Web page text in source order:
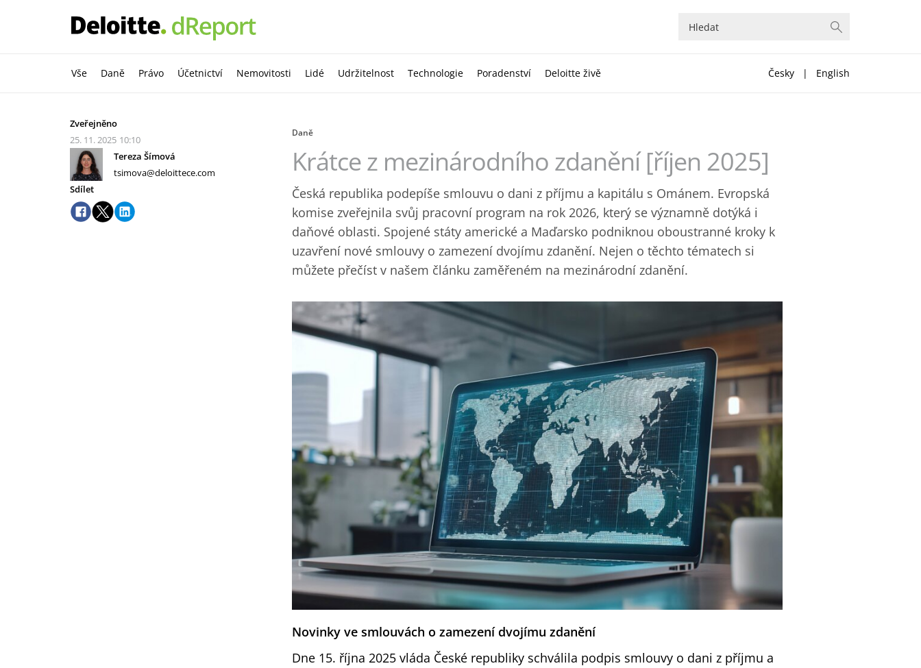
Vše Daně Právo Účetnictví Nemovitosti Lidé Udržitelnost Technologie Poradenství Deloitte živě Česky | English
Zveřejněno
25. 11. 2025 10:10
Tereza Šímová
tsimova@deloittece.com
Sdílet
Daně
Krátce z mezinárodního zdanění [říjen 2025]
Česká republika podepíše smlouvu o dani z příjmu a kapitálu s Ománem. Evropská
komise zveřejnila svůj pracovní program na rok 2026‎, který se významně dotýká i
daňové oblasti. Spojené státy americké a Maďarsko podniknou oboustranné kroky k
uzavření nové smlouvy o zamezení dvojímu ‎zdanění. Nejen o těchto tématech si
můžete přečíst v našem článku zaměřeném na mezinárodní zdanění.
Novinky ve smlouvách o zamezení dvojímu zdanění
Dne 15. října 2025 vláda České republiky schválila podpis smlouvy o dani z příjmu a